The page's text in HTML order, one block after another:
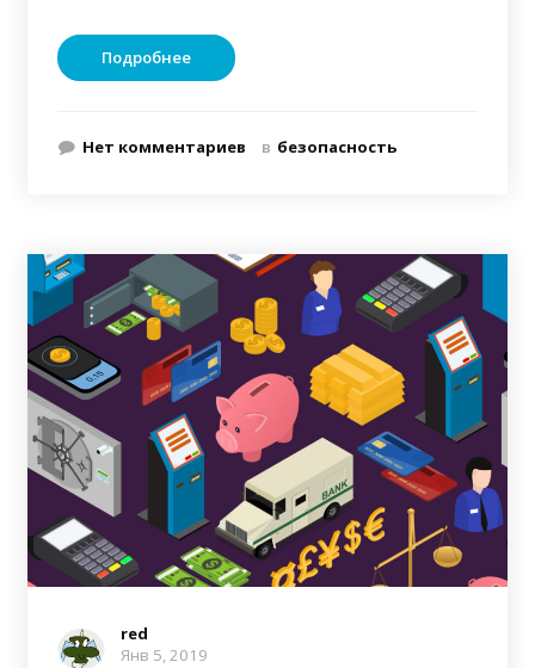
Подробнее
Нет комментариев в безопасность
red
Янв 5, 2019